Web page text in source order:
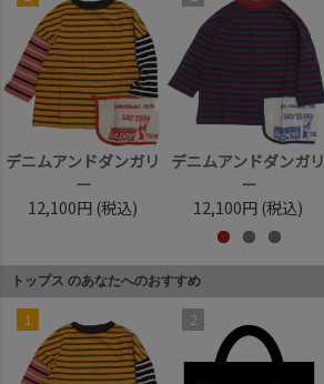
デニムアンドダンガリ
ー
12,100円 (税込)
デニムアンドダンガリ
ー
12,100円 (税込)
トップス のあなたへのおすすめ
1 2